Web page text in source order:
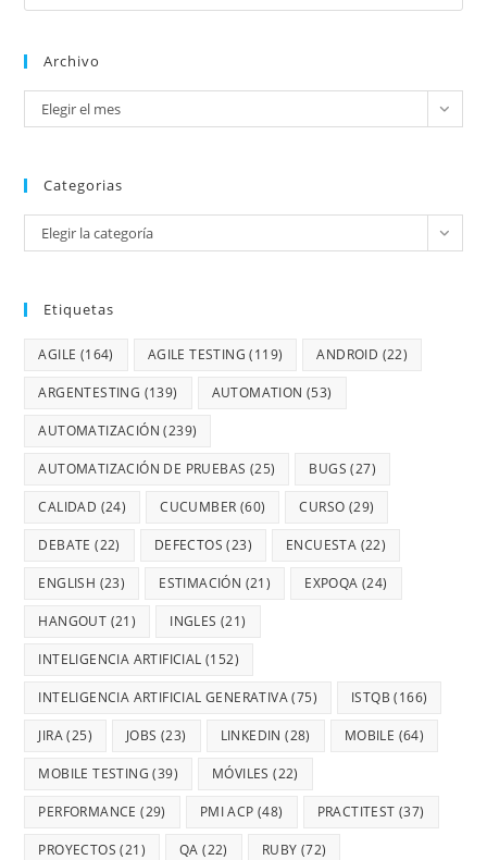
Archivo
Elegir el mes
Categorias
Elegir la categoría
Etiquetas
AGILE (164) AGILE TESTING (119) ANDROID (22)
ARGENTESTING (139) AUTOMATION (53)
AUTOMATIZACIÓN (239)
AUTOMATIZACIÓN DE PRUEBAS (25) BUGS (27)
CALIDAD (24) CUCUMBER (60) CURSO (29)
DEBATE (22) DEFECTOS (23) ENCUESTA (22)
ENGLISH (23) ESTIMACIÓN (21) EXPOQA (24)
HANGOUT (21) INGLES (21)
INTELIGENCIA ARTIFICIAL (152)
INTELIGENCIA ARTIFICIAL GENERATIVA(75) ISTQB (166)
JIRA(25) JOBS (23) LINKEDIN (28) MOBILE (64)
MOBILE TESTING (39) MÓVILES (22)
PERFORMANCE (29) PMI ACP (48) PRACTITEST (37)
PROYECTOS (21) QA (22) RUBY (72)